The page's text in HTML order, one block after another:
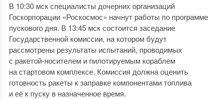
В 10:30 мск специалисты дочерних организаций
Госкорпорации «Роскосмос» начнут работы по программе
пускового дня. В 13:45 мск состоится заседание
Государственной комиссии, на котором будут
рассмотрены результаты испытаний, проводимых
с ракетой-носителем и пилотируемым кораблем
на стартовом комплексе. Комиссия должна оценить
готовность ракеты к заправке компонентами топлива
и её к пуску в назначенное время.